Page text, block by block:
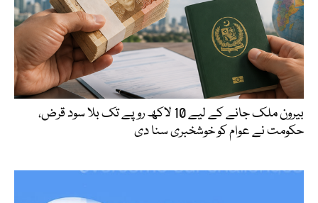
بیرون ملک جانے کے لیے 10 لاکھ روپے تک بلا سود قرض،
حکومت نے عوام کو خوشخبری سنا دی